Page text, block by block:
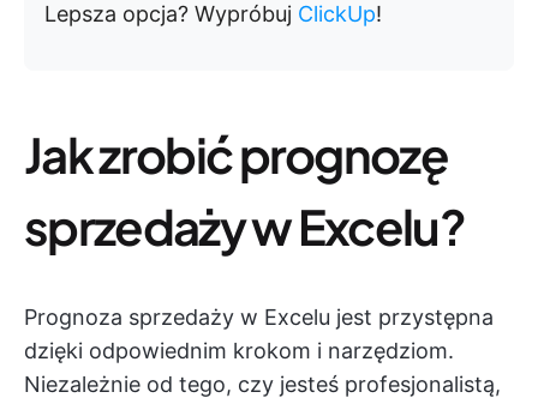
Lepsza opcja? Wypróbuj ClickUp!
Jak zrobić prognozę
sprzedaży w Excelu?
Prognoza sprzedaży w Excelu jest przystępna
dzięki odpowiednim krokom i narzędziom.
Niezależnie od tego, czy jesteś profesjonalistą,